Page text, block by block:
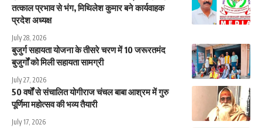
तत्काल प्रभाव से भंग, मिथिलेश कुमार बने कार्यवाहक
प्रदेश अध्यक्ष
July 28, 2026
बुजुर्ग सहायता योजना के तीसरे चरण में 10 जरूरतमंद
बुजुर्गों को मिली सहायता सामग्री
July 27, 2026
50 वर्षों से संचालित योगीराज चंचल बाबा आश्रम में गुरु
पूर्णिमा महोत्सव की भव्य तैयारी
July 17, 2026